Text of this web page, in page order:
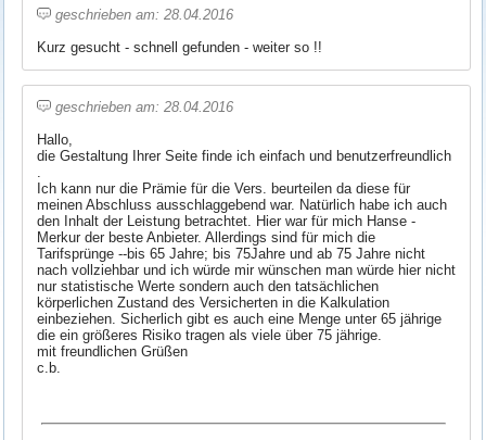
geschrieben am: 28.04.2016
Kurz gesucht - schnell gefunden - weiter so !!
geschrieben am: 28.04.2016
Hallo,
die Gestaltung Ihrer Seite finde ich einfach und benutzerfreundlich
.
Ich kann nur die Prämie für die Vers. beurteilen da diese für
meinen Abschluss ausschlaggebend war. Natürlich habe ich auch
den Inhalt der Leistung betrachtet. Hier war für mich Hanse -
Merkur der beste Anbieter. Allerdings sind für mich die
Tarifsprünge --bis 65 Jahre; bis 75Jahre und ab 75 Jahre nicht
nach vollziehbar und ich würde mir wünschen man würde hier nicht
nur statistische Werte sondern auch den tatsächlichen
körperlichen Zustand des Versicherten in die Kalkulation
einbeziehen. Sicherlich gibt es auch eine Menge unter 65 jährige
die ein größeres Risiko tragen als viele über 75 jährige.
mit freundlichen Grüßen
c.b.